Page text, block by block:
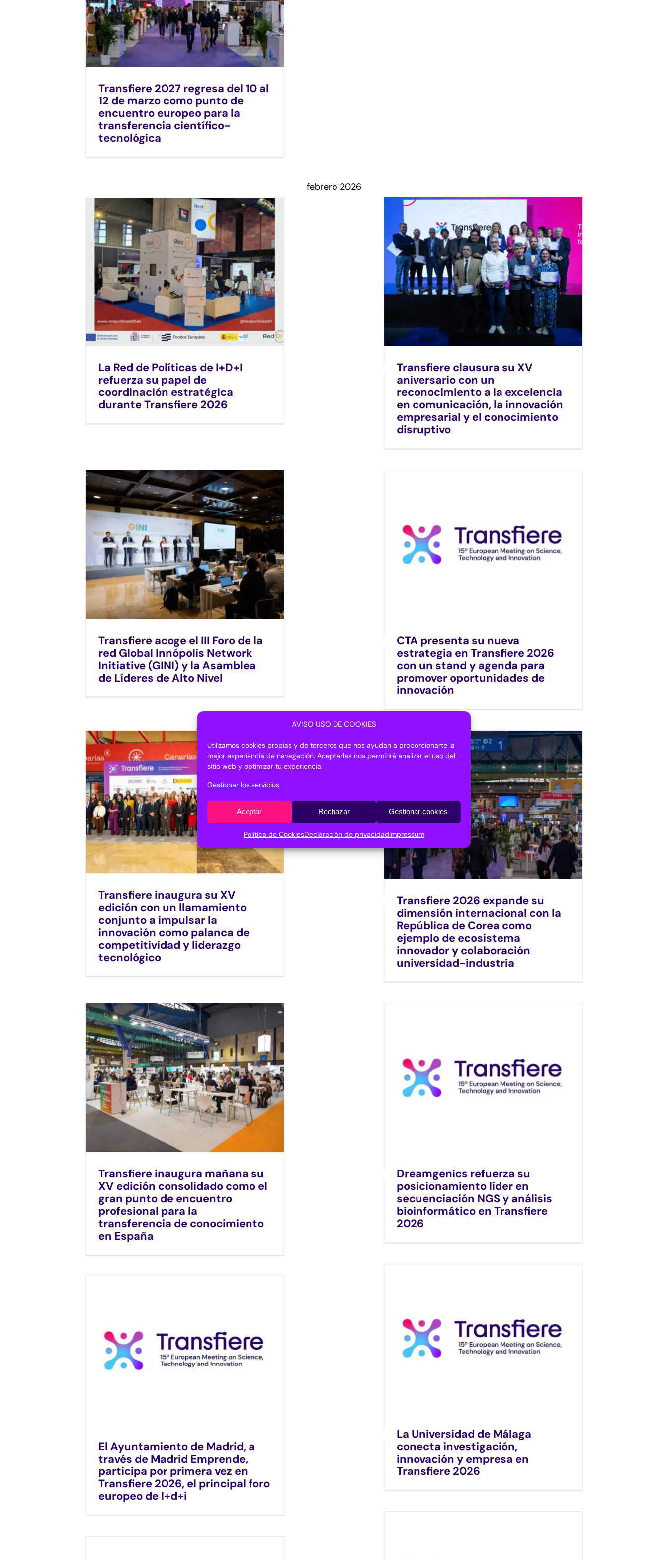
AVISO USO DE COOKIES
Utilizamos cookies propias y de terceros que nos ayudan a proporcionarte la
mejor experiencia de navegación. Aceptarlas nos permitirá analizar el uso del
sitio web y optimizar tu experiencia.
Gestionar los servicios
Aceptar Rechazar Gestionar cookies
Política de CookiesDeclaración de privacidadImpressum
Transfiere 2027 regresa del 10 al
12 de marzo como punto de
encuentro europeo para la
transferencia científico-
tecnológica
febrero 2026
Transfiere clausura su XV
aniversario con un
reconocimiento a la excelencia
en comunicación, la innovación
empresarial y el conocimiento
disruptivo
La Red de Políticas de I+D+I
refuerza su papel de
coordinación estratégica
durante Transfiere 2026
CTA presenta su nueva
estrategia en Transfiere 2026
con un stand y agenda para
promover oportunidades de
innovación
Transfiere acoge el III Foro de la
red Global Innópolis Network
Initiative (GINI) y la Asamblea
de Líderes de Alto Nivel
Transfiere 2026 expande su
dimensión internacional con la
República de Corea como
ejemplo de ecosistema
innovador y colaboración
universidad-industria
Transfiere inaugura su XV
edición con un llamamiento
conjunto a impulsar la
innovación como palanca de
competitividad y liderazgo
tecnológico
Dreamgenics refuerza su
posicionamiento líder en
secuenciación NGS y análisis
bioinformático en Transfiere
2026
Transfiere inaugura mañana su
XV edición consolidado como el
gran punto de encuentro
profesional para la
transferencia de conocimiento
en España
La Universidad de Málaga
conecta investigación,
innovación y empresa en
Transfiere 2026
El Ayuntamiento de Madrid, a
través de Madrid Emprende,
participa por primera vez en
Transfiere 2026, el principal foro
europeo de I+d+i